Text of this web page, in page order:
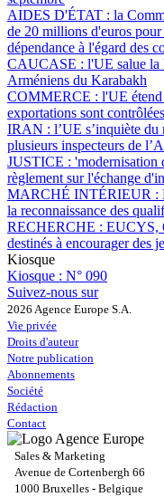
AIDES D'ÉTAT : la
de 20 millions d'euros
dépendance à l'égard des
CAUCASE : l'UE salue la
Arméniens du Karabakh
COMMERCE : l'UE étend
exportations sont contrôlées
IRAN : l’UE s’inquiète
plusieurs inspecteurs de
JUSTICE : 'modernisation
règlement sur l'échange
MARCHÉ INTÉRIEUR :
la reconnaissance des
RECHERCHE : EUCYS,
destinés à encourager des
Kiosque
Kiosque : N° 090
Suivez-nous sur
2026 Agence Europe S.A.
Vie privée
Droits d'auteur
Notre publication
Abonnements
Société
Rédaction
Contact
Sales & Marketing
Avenue de Cortenbergh 66
1000 Bruxelles - Belgique